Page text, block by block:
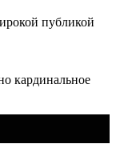
публикой
кардинальное